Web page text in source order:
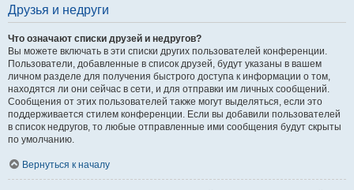
Друзья и недруги
Что означают списки друзей и недругов?
Вы можете включать в эти списки других пользователей конференции.
Пользователи, добавленные в список друзей, будут указаны в вашем
личном разделе для получения быстрого доступа к информации о том,
находятся ли они сейчас в сети, и для отправки им личных сообщений.
Сообщения от этих пользователей также могут выделяться, если это
поддерживается стилем конференции. Если вы добавили пользователей
в список недругов, то любые отправленные ими сообщения будут скрыты
по умолчанию.
Вернуться к началу